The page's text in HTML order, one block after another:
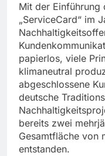
Mit der Einführung
„ServiceCard“ im
papierlos, viele
klimaneutral
abgeschlossene
deutsche
bereits zwei
Gesamtfläche von
entstanden.